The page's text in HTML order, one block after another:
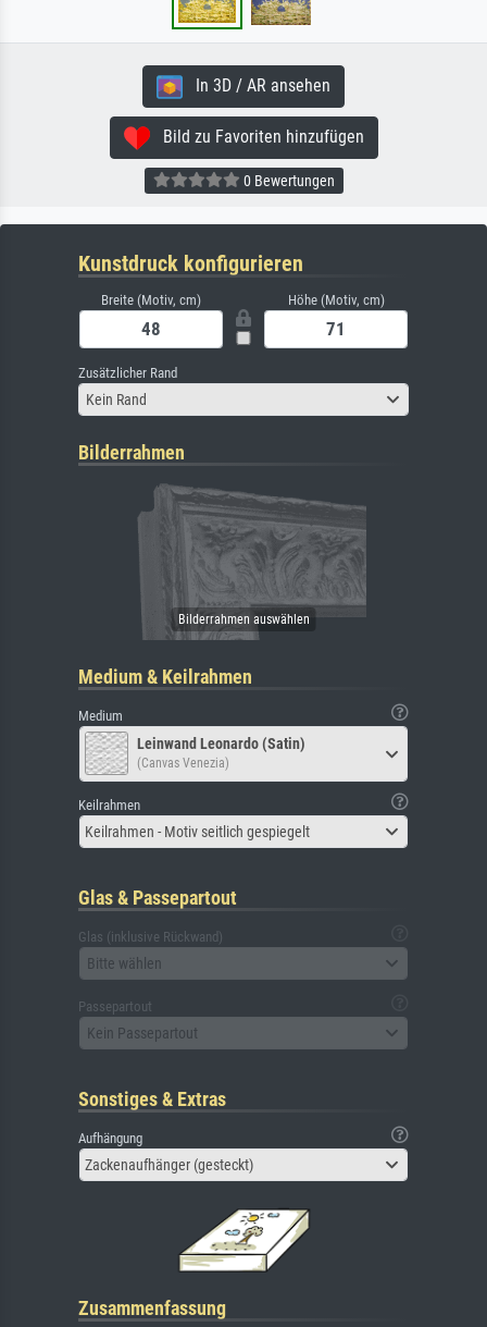
In 3D / AR ansehen
Bild zu Favoriten hinzufügen
0 Bewertungen
Kunstdruck konfigurieren
Breite (Motiv, cm) Höhe (Motiv, cm)
Zusätzlicher Rand
Kein Rand
Bilderrahmen
Medium & Keilrahmen
Medium
Leinwand Leonardo (Satin)
(Canvas Venezia)
Keilrahmen
Keilrahmen - Motiv seitlich gespiegelt
Glas & Passepartout
Glas (inklusive Rückwand)
Bitte wählen
Passepartout
Kein Passepartout
Sonstiges & Extras
Aufhängung
Zackenaufhänger (gesteckt)
Zusammenfassung